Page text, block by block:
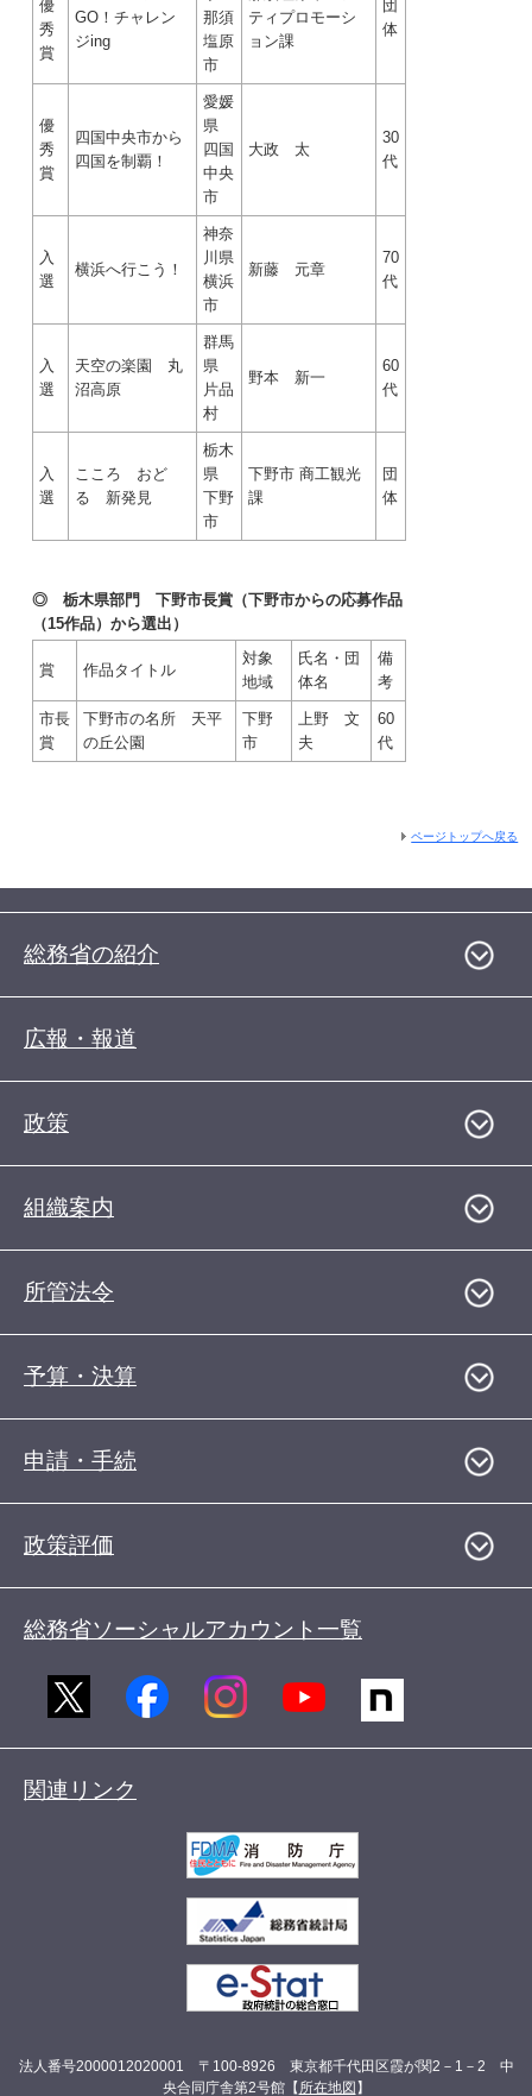
優
秀
賞
GO！チャレン
ジing
那須
塩原
市
ティプロモーシ
ョン課
団
体
優
秀
賞
四国中央市から
四国を制覇！
愛媛
県
四国
中央
市
大政 太
30
代
入
選
横浜へ行こう！
神奈
川県
横浜
市
新藤 元章
70
代
入
選
天空の楽園 丸
沼高原
群馬
県
片品
村
野本 新一
60
代
入
選
こころ おど
る 新発見
栃木
県
下野
市
下野市 商工観光
課
団
体
◎ 栃木県部門 下野市長賞（下野市からの応募作品
（15作品）から選出）
賞 作品タイトル
対象
地域
氏名・団
体名
備
考
市長
賞
下野市の名所 天平
の丘公園
下野
市
上野 文
夫
60
代
ページトップへ戻る
総務省の紹介
広報・報道
政策
組織案内
所管法令
予算・決算
申請・手続
政策評価
総務省ソーシャルアカウント一覧
関連リンク
法人番号2000012020001 〒100-8926 東京都千代田区霞が関2－1－2 中
央合同庁舎第2号館【 所在地図 】